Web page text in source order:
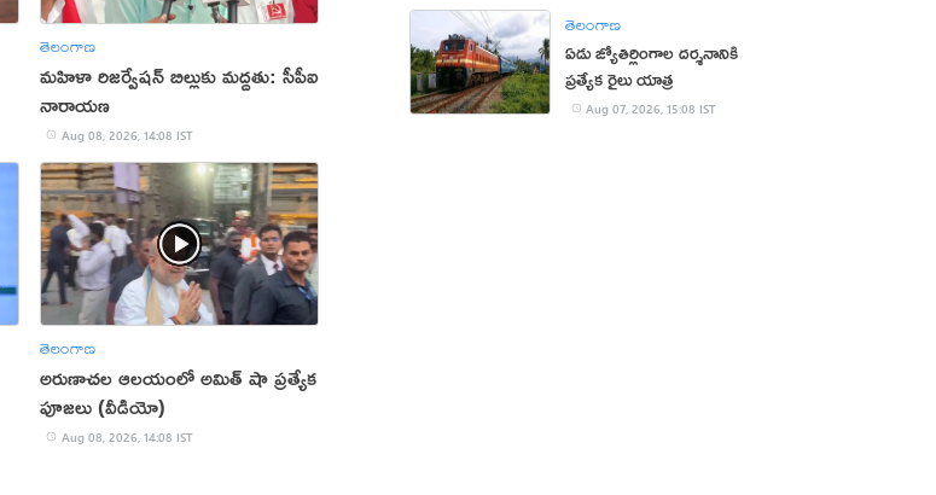
తెలంగాణ
మహిళా రిజర్వేషన్ బిల్లుకు మద్దతు: సీపీఐ
నారాయణ
Aug 08, 2026, 14:08 IST
తెలంగాణ
అరుణాచల ఆలయంలో అమిత్ షా ప్రత్యేక
పూజలు (వీడియో)
Aug 08, 2026, 14:08 IST
తెలంగాణ
ఏడు జ్యోతిర్లింగాల దర్శనానికి
ప్రత్యేక రైలు యాత్ర
Aug 07, 2026, 15:08 IST